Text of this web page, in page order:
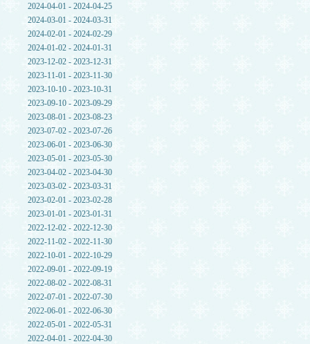
2024-04-01 - 2024-04-25
2024-03-01 - 2024-03-31
2024-02-01 - 2024-02-29
2024-01-02 - 2024-01-31
2023-12-02 - 2023-12-31
2023-11-01 - 2023-11-30
2023-10-10 - 2023-10-31
2023-09-10 - 2023-09-29
2023-08-01 - 2023-08-23
2023-07-02 - 2023-07-26
2023-06-01 - 2023-06-30
2023-05-01 - 2023-05-30
2023-04-02 - 2023-04-30
2023-03-02 - 2023-03-31
2023-02-01 - 2023-02-28
2023-01-01 - 2023-01-31
2022-12-02 - 2022-12-30
2022-11-02 - 2022-11-30
2022-10-01 - 2022-10-29
2022-09-01 - 2022-09-19
2022-08-02 - 2022-08-31
2022-07-01 - 2022-07-30
2022-06-01 - 2022-06-30
2022-05-01 - 2022-05-31
2022-04-01 - 2022-04-30